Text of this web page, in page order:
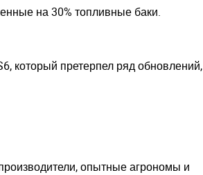
на 30% топливные баки.
который претерпел ряд обновлений,
опытные агрономы и